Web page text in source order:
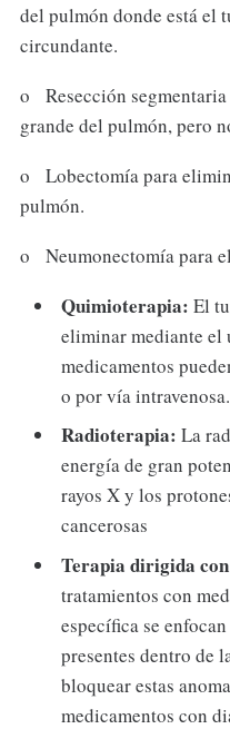
del pulmón donde está el
circundante.
o Resección
grande del pulmón, pero
o Lobectomía para
pulmón.
o Neumonectomía para
Quimioterapia: El
eliminar mediante el
medicamentos
o por vía intravenosa.
Radioterapia: La
energía de gran
rayos X y los
cancerosas
Terapia dirigida
tratamientos con
específica se
presentes dentro de
bloquear estas
medicamentos con